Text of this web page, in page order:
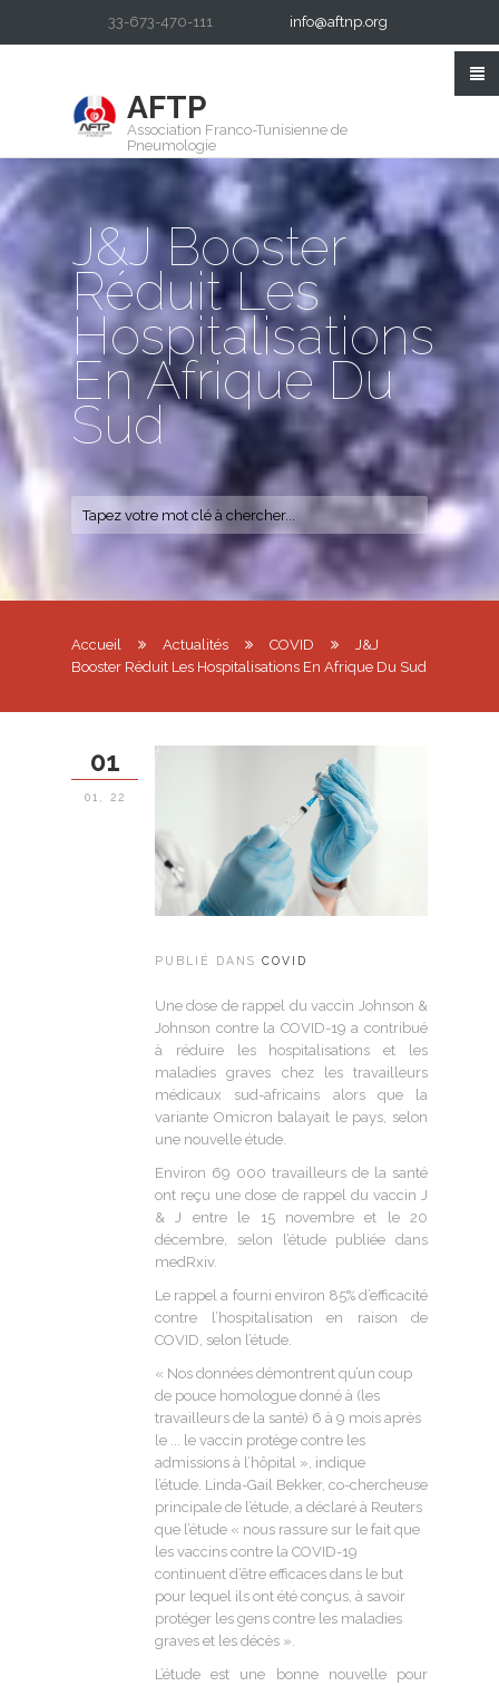
33-673-470-111 info@aftnp.org
AFTP
Association Franco-Tunisienne de
Pneumologie
J&J Booster
Réduit Les
Hospitalisations
En Afrique Du
Sud
Accueil Actualités COVID
J&J
Booster Réduit Les Hospitalisations En Afrique Du Sud
PUBLIÉ DANS COVID
Une dose de rappel du vaccin Johnson &
Johnson contre la COVID-19 a contribué
à réduire les hospitalisations et les
maladies graves chez les travailleurs
médicaux sud-africains alors que la
variante Omicron balayait le pays, selon
une nouvelle étude.
Environ 69 000 travailleurs de la santé
ont reçu une dose de rappel du vaccin J
& J entre le 15 novembre et le 20
décembre, selon l’étude publiée dans
medRxiv.
Le rappel a fourni environ 85% d’efficacité
contre l’hospitalisation en raison de
COVID, selon l’étude.
« Nos données démontrent qu’un coup
de pouce homologue donné à (les
travailleurs de la santé) 6 à 9 mois après
le ... le vaccin protège contre les
admissions à l’hôpital », indique
l’étude. Linda-Gail Bekker, co-chercheuse
principale de l’étude, a déclaré à Reuters
que l’étude « nous rassure sur le fait que
les vaccins contre la COVID-19
continuent d’être efficaces dans le but
pour lequel ils ont été conçus, à savoir
protéger les gens contre les maladies
graves et les décès ».
L’étude est une bonne nouvelle pour
01
01, 22